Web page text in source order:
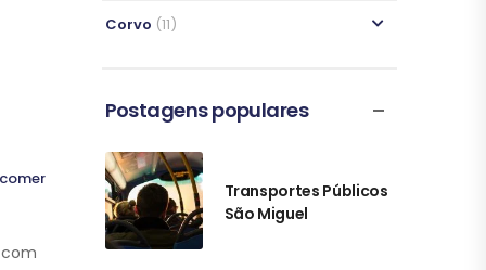
Corvo (11)
Postagens populares
Transportes Públicos
São Miguel